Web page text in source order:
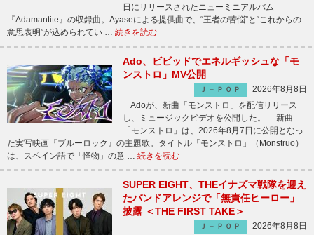
日にリリースされたニューミニアルバム
『Adamantite』の収録曲。Ayaseによる提供曲で、“王者の苦悩”と“これからの
意思表明”が込められてい … 続きを読む
Ado、ビビッドでエネルギッシュな「モ
ンストロ」MV公開
Ｊ－ＰＯＰ
2026年8月8日
Adoが、新曲「モンストロ」を配信リリース
し、ミュージックビデオを公開した。 新曲
「モンストロ」は、2026年8月7日に公開となっ
た実写映画『ブルーロック』の主題歌。タイトル「モンストロ」（Monstruo）
は、スペイン語で「怪物」の意 … 続きを読む
SUPER EIGHT、THEイナズマ戦隊を迎え
たバンドアレンジで「無責任ヒーロー」
披露 ＜THE FIRST TAKE＞
Ｊ－ＰＯＰ
2026年8月8日